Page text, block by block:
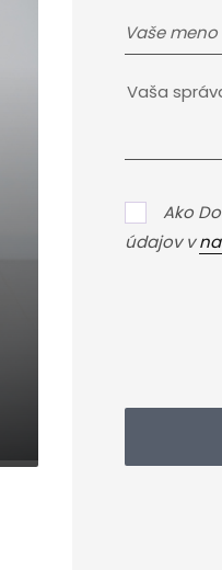
Vaše meno
Ako
údajov v